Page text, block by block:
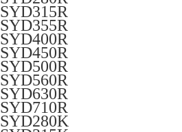
SYD315R
SYD355R
SYD400R
SYD450R
SYD500R
SYD560R
SYD630R
SYD710R
SYD280K